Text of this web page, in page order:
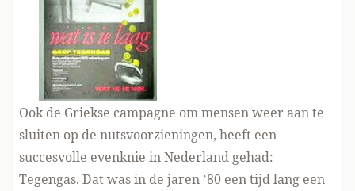
Ook de Griekse campagne om mensen weer aan te
sluiten op de nutsvoorzieningen, heeft een
succesvolle evenknie in Nederland gehad:
Tegengas. Dat was in de jaren ’80 een tijd lang een